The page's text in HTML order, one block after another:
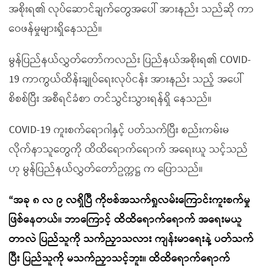
အစိုးရ၏ လုပ်ဆောင်ချက်တွေအပေါ် အားနည်း သည်ဆို ကာ
ဝေဖန်မှုများရှိနေသည်။
မွန်ပြည်နယ်လွှတ်တော်ကလည်း ပြည်နယ်အစိုးရ၏ COVID-
19 ကာကွယ်ထိန်းချုပ်ရေးလုပ်ငန်း အားနည်း သည့် အပေါ်
စိစစ်ပြီး အစီရင်ခံစာ တင်သွင်းသွားရန်ရှိ နေသည်။
COVID-19 ကူးစက်ရောဂါနှင့် ပတ်သက်ပြီး စည်းကမ်းမ
လိုက်နာသူတွေကို ထိထိရောက်ရောက် အရေးယူ သင့်သည်
ဟု မွန်ပြည်နယ်လွှတ်တော်ဥက္ကဋ္ဌ က ပြောသည်။
“အခု ၈ လ ၉ လရှိပြီ ကိုဗစ်အသက်ရှုလမ်းကြောင်းကူးစက်မှု
ဖြစ်နေတယ်။ ဘာကြောင့် ထိထိရောက်ရောက် အရေးမယူ
တာလဲ ပြည်သူကို သက်ညှာသလား ကျန်းမာရေးနဲ့ ပတ်သက်
ပြီး ပြည်သူကို မသက်ညှာသင့်ဘူး။ ထိထိရောက်ရောက်